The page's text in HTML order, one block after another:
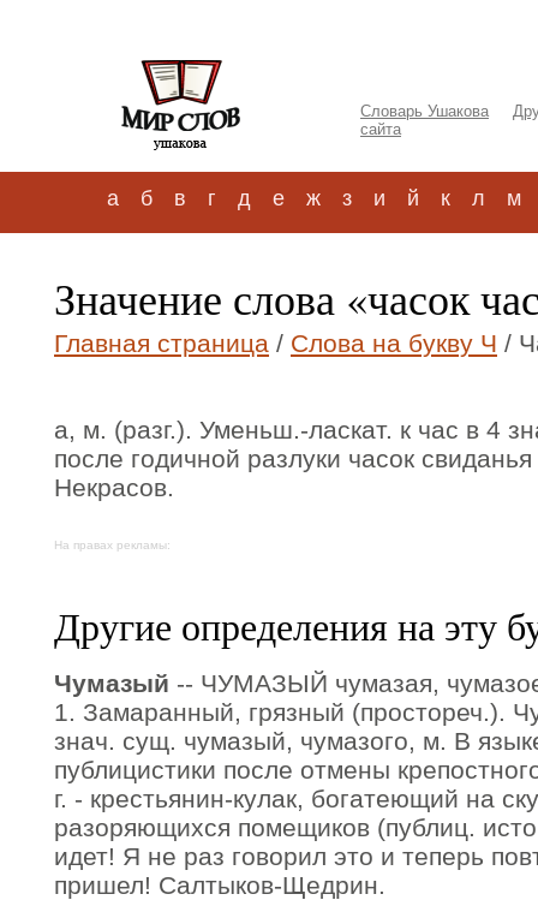
Словарь Ушакова
сайта
а б в г д е ж з и й к л м
Значение слова «часок
Главная страница / Слова на букву Ч /
а, м. (разг.). Уменьш.-ласкат. к час в 4
после годичной разлуки часок свиданья
Некрасов.
На правах рекламы:
Другие определения на эту
Чумазый -- ЧУМАЗЫЙ чумазая,
1. Замаранный, грязный (простореч.).
знач. сущ. чумазый, чумазого, м. В
публицистики после отмены
г. - крестьянин-кулак, богатеющий на
разоряющихся помещиков (публиц.
идет! Я не раз говорил это и теперь
пришел! Салтыков-Щедрин.